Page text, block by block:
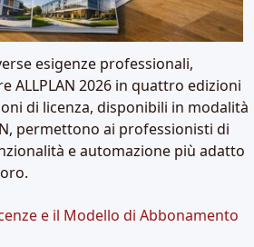
esigenze professionali,
ALLPLAN 2026 in quattro edizioni
di licenza, disponibili in modalità
permettono ai professionisti di
e automazione più adatto
e il Modello di Abbonamento